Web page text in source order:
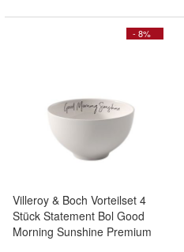
- 8%
Villeroy & Boch Vorteilset 4
Stück Statement Bol Good
Morning Sunshine Premium